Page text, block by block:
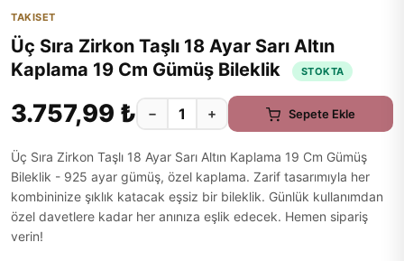
TAKISET
Üç Sıra Zirkon Taşlı 18 Ayar Sarı Altın
Kaplama 19 Cm Gümüş Bileklik
STOKTA
3.757,99 ₺ − + Sepete Ekle
Üç Sıra Zirkon Taşlı 18 Ayar Sarı Altın Kaplama 19 Cm Gümüş
Bileklik - 925 ayar gümüş, özel kaplama. Zarif tasarımıyla her
kombininize şıklık katacak eşsiz bir bileklik. Günlük kullanımdan
özel davetlere kadar her anınıza eşlik edecek. Hemen sipariş
verin!